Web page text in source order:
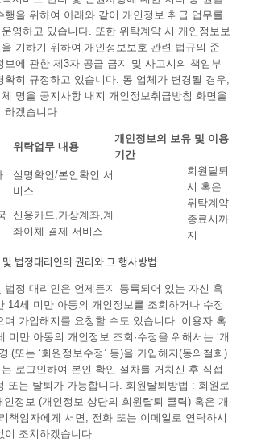
행을 위하여 아래와 같이 개인정보 취급 업무를
영하고 있습니다. 또한 위탁계약 시 개인정보보
기하기 위하여 개인정보보호 관련 법규의 준
보에 관한 제3자 공급 금지 및 사고시의 책임부
확히 규정하고 있습니다. 동 업체가 변경될 경우,
명을 공지사항 내지 개인정보취급방침 화면을
하겠습니다.
위탁업무 내용
개인정보의 보유 및 이용
기간
실명확인/본인확인 서
비스
회원탈퇴
시 혹은
위탁계약
종료시까
지
신용카드,가상계좌,계
좌이체 결제 서비스
법정대리인의 권리와 그 행사방법
법정 대리인은 언제든지 등록되어 있는 자신 혹
14세 미만 아동의 개인정보를 조회하거나 수정
며 가입해지를 요청할 수도 있습니다. 이용자 혹
미만 아동의 개인정보 조회·수정을 위해서는 ‘개
’(또는 ‘회원정보수정’ 등)을 가입해지(동의철회)
로그인하여 본인 확인 절차를 거치신 후 직접
또는 탈퇴가 가능합니다. 회원탈퇴방법 : 회원로
인정보 (개인정보 상단의 회원탈퇴 클릭) 혹은 개
책임자에게 서면, 전화 또는 이메일로 연락하시
이 조치하겠습니다.